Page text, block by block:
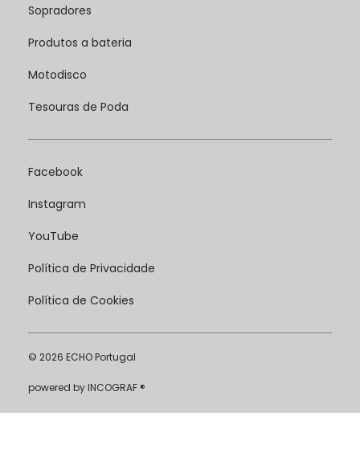
Sopradores
Produtos a bateria
Motodisco
Tesouras de Poda
Facebook
Instagram
YouTube
Política de Privacidade
Política de Cookies
© 2026 ECHO Portugal
powered byINCOGRAF ®